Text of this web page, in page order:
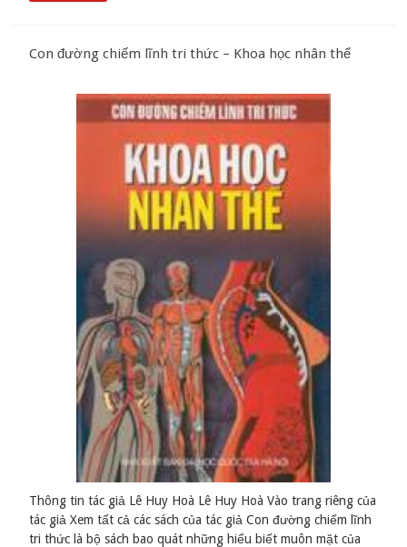
Con đường chiếm lĩnh tri thức – Khoa học nhân thể
Thông tin tác giả Lê Huy Hoà Lê Huy Hoà Vào trang riêng của
tác giả Xem tất cả các sách của tác giả Con đường chiếm lĩnh
tri thức là bộ sách bao quát những hiểu biết muôn mặt của